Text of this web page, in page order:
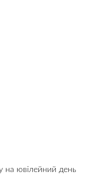
на ювілейний день